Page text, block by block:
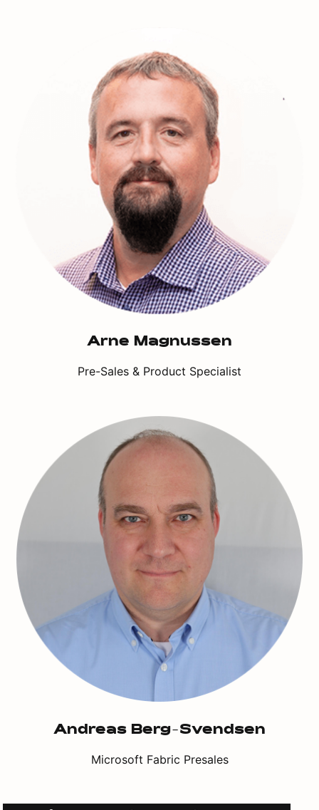
Arne Magnussen
Pre-Sales & Product Specialist
Andreas Berg-Svendsen
Microsoft Fabric Presales